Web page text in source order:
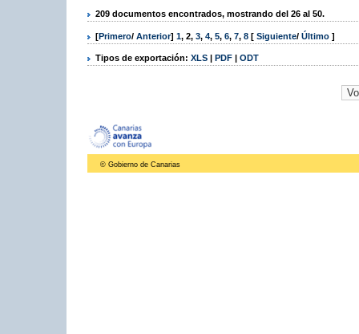
209 documentos encontrados, mostrando del 26 al 50.
[Primero/ Anterior] 1, 2, 3, 4, 5, 6, 7, 8 [ Siguiente/ Último ]
Tipos de exportación: XLS | PDF | ODT
© Gobierno de Canarias